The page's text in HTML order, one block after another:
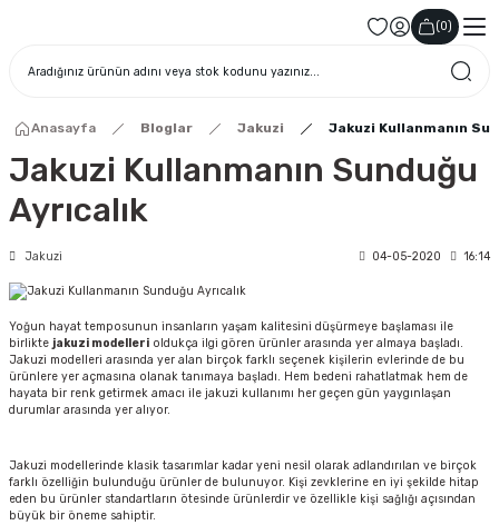
(0)
Anasayfa Bloglar Jakuzi Jakuzi Kullanmanın
Jakuzi Kullanmanın Sunduğu
Ayrıcalık
Jakuzi 04-05-2020 16:14
Yoğun hayat temposunun insanların yaşam kalitesini düşürmeye başlaması ile
birlikte jakuzi modelleri oldukça ilgi gören ürünler arasında yer almaya başladı.
Jakuzi modelleri arasında yer alan birçok farklı seçenek kişilerin evlerinde de bu
ürünlere yer açmasına olanak tanımaya başladı. Hem bedeni rahatlatmak hem de
hayata bir renk getirmek amacı ile jakuzi kullanımı her geçen gün yaygınlaşan
durumlar arasında yer alıyor.
Jakuzi modellerinde klasik tasarımlar kadar yeni nesil olarak adlandırılan ve birçok
farklı özelliğin bulunduğu ürünler de bulunuyor. Kişi zevklerine en iyi şekilde hitap
eden bu ürünler standartların ötesinde ürünlerdir ve özellikle kişi sağlığı açısından
büyük bir öneme sahiptir.